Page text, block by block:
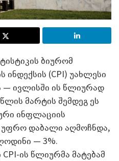
ბიურომ
(CPI) უახლესი
— ივლისში ის წლიურად
მარტის შემდეგ ეს
ინფლაციის
დაბალი აღმოჩნდა,
— 3%.
ის წლიურმა მატებამ